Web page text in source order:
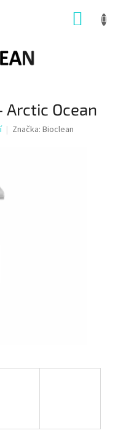
Arctic Ocean
Značka: Bioclean